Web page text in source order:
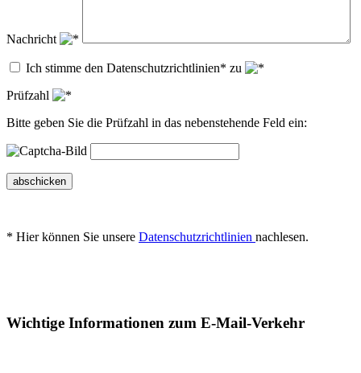
Nachricht
Ich stimme den Datenschutzrichtlinien* zu
Prüfzahl
Bitte geben Sie die Prüfzahl in das nebenstehende Feld ein:
abschicken
* Hier können Sie unsere Datenschutzrichtlinien nachlesen.
Wichtige Informationen zum E-Mail-Verkehr